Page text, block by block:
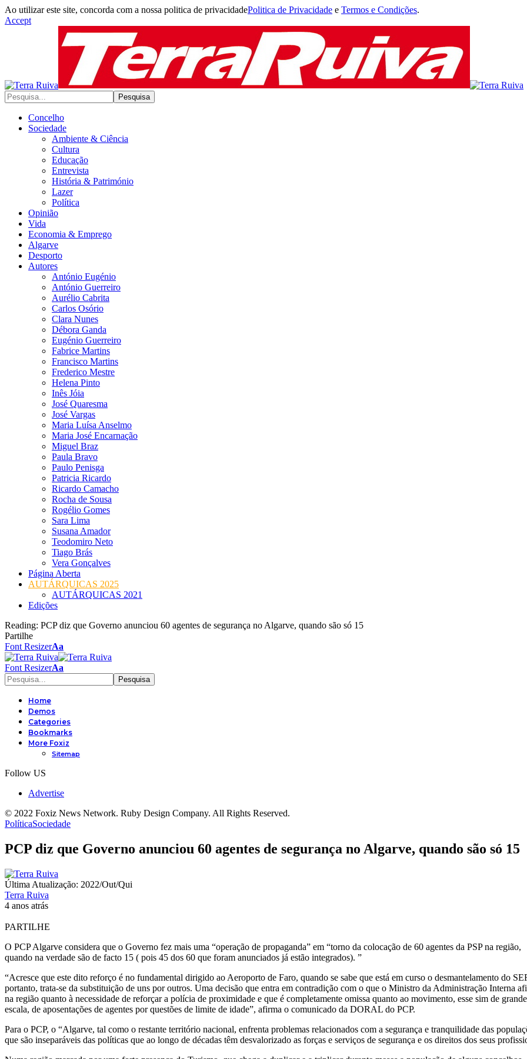
Ao utilizar este site, concorda com a nossa politica de privacidadePolitica de Privacidade e Termos e Condições.
Accept
Concelho
Sociedade
Ambiente & Ciência
Cultura
Educação
Entrevista
História & Património
Lazer
Política
Opinião
Vida
Economia & Emprego
Algarve
Desporto
Autores
António Eugénio
António Guerreiro
Aurélio Cabrita
Carlos Osório
Clara Nunes
Débora Ganda
Eugénio Guerreiro
Fabrice Martins
Francisco Martins
Frederico Mestre
Helena Pinto
Inês Jóia
José Quaresma
José Vargas
Maria Luísa Anselmo
Maria José Encarnação
Miguel Braz
Paula Bravo
Paulo Penisga
Patricia Ricardo
Ricardo Camacho
Rocha de Sousa
Rogélio Gomes
Sara Lima
Susana Amador
Teodomiro Neto
Tiago Brás
Vera Gonçalves
Página Aberta
AUTÁRQUICAS 2025
AUTÁRQUICAS 2021
Edições
Reading: PCP diz que Governo anunciou 60 agentes de segurança no Algarve, quando são só 15
Partilhe
Font ResizerAa
Font ResizerAa
Home
Demos
Categories
Bookmarks
More Foxiz
Sitemap
Follow US
Advertise
© 2022 Foxiz News Network. Ruby Design Company. All Rights Reserved.
PolíticaSociedade
PCP diz que Governo anunciou 60 agentes de segurança no Algarve, quando são só 15
Última Atualização: 2022/Out/Qui
Terra Ruiva
4 anos atrás
PARTILHE
O PCP Algarve considera que o Governo fez mais uma “operação de propaganda” em “torno da colocação de 60 agentes da PSP na região,
quando na verdade são de facto 15 ( pois 45 dos 60 que foram anunciados já estão integrados). ”
“Acresce que este dito reforço é no fundamental dirigido ao Aeroporto de Faro, quando se sabe que está em curso o desmantelamento do
portanto, trata-se da substituição de uns por outros. Uma decisão que entra em contradição com o que o Ministro da Administração Interna
na região quanto à necessidade de reforçar a polícia de proximidade e que é completamente omissa quanto ao movimento, esse sim de grande
escala, de aposentações de agentes por questões de limite de idade”, afirma o comunicado da DORAL do PCP.
Para o PCP, o “Algarve, tal como o restante território nacional, enfrenta problemas relacionados com a segurança e tranquilidade das
que são inseparáveis das políticas que ao longo de décadas têm desvalorizado as forças e serviços de segurança e os direitos dos seus